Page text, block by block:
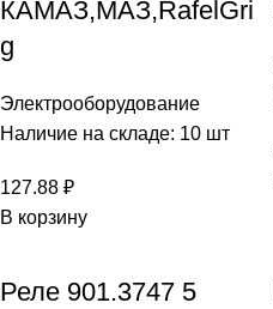
КАМАЗ,МАЗ,RafelGri
g
Электрооборудование
Наличие на складе: 10 шт
127.88 ₽
В корзину
Реле 901.3747 5